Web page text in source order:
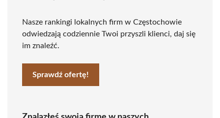
Nasze rankingi lokalnych firm w Częstochowie
odwiedzają codziennie Twoi przyszli klienci, daj się
im znaleźć.
Sprawdź ofertę!